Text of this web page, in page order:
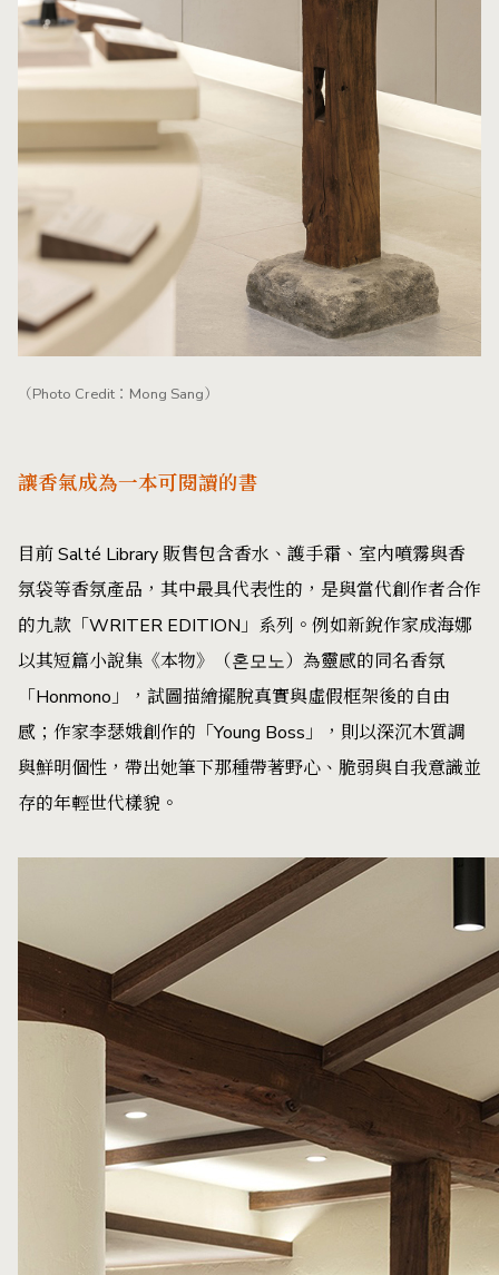
（Photo Credit：Mong Sang）
讓香氣成為一本可閱讀的書
目前 Salté Library 販售包含香水、護手霜、室內噴霧與香
氛袋等香氛產品，其中最具代表性的，是與當代創作者合作
的九款「WRITER EDITION」系列。例如新銳作家成海娜
以其短篇小說集《本物》（혼모노）為靈感的同名香氛
「Honmono」，試圖描繪擺脫真實與虛假框架後的自由
感；作家李瑟娥創作的「Young Boss」，則以深沉木質調
與鮮明個性，帶出她筆下那種帶著野心、脆弱與自我意識並
存的年輕世代樣貌。